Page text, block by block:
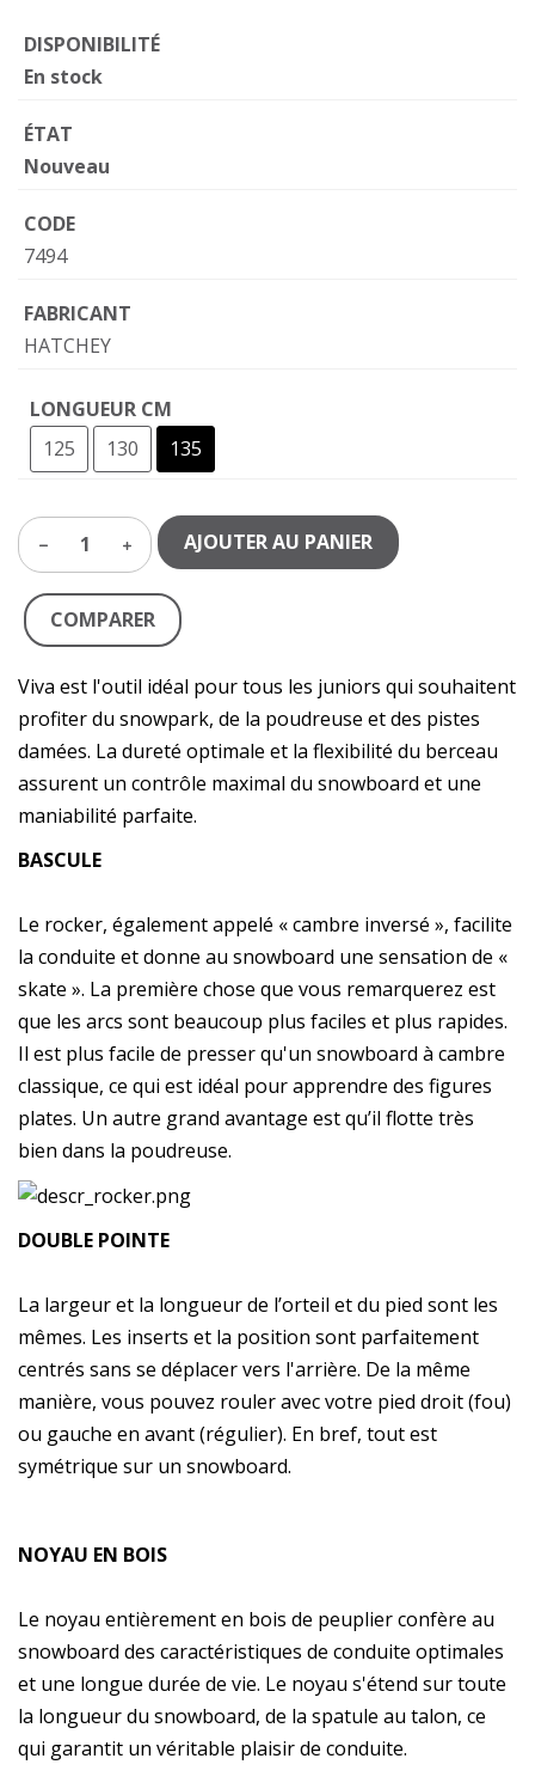
DISPONIBILITÉ
En stock
ÉTAT
Nouveau
CODE
7494
FABRICANT
HATCHEY
LONGUEUR CM
125
130 135
1 AJOUTER AU PANIER
COMPARER
Viva est l'outil idéal pour tous les juniors qui souhaitent
profiter du snowpark, de la poudreuse et des pistes
damées. La dureté optimale et la flexibilité du berceau
assurent un contrôle maximal du snowboard et une
maniabilité parfaite.
BASCULE
Le rocker, également appelé « cambre inversé », facilite
la conduite et donne au snowboard une sensation de «
skate ». La première chose que vous remarquerez est
que les arcs sont beaucoup plus faciles et plus rapides.
Il est plus facile de presser qu'un snowboard à cambre
classique, ce qui est idéal pour apprendre des figures
plates. Un autre grand avantage est qu’il flotte très
bien dans la poudreuse.
DOUBLE POINTE
La largeur et la longueur de l’orteil et du pied sont les
mêmes. Les inserts et la position sont parfaitement
centrés sans se déplacer vers l'arrière. De la même
manière, vous pouvez rouler avec votre pied droit (fou)
ou gauche en avant (régulier). En bref, tout est
symétrique sur un snowboard.
NOYAU EN BOIS
Le noyau entièrement en bois de peuplier confère au
snowboard des caractéristiques de conduite optimales
et une longue durée de vie. Le noyau s'étend sur toute
la longueur du snowboard, de la spatule au talon, ce
qui garantit un véritable plaisir de conduite.